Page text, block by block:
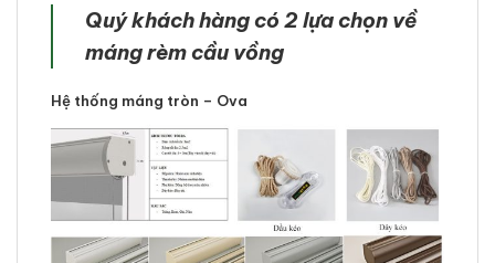
Quý khách hàng có 2 lựa chọn về
máng rèm cầu vồng
Hệ thống máng tròn – Ova